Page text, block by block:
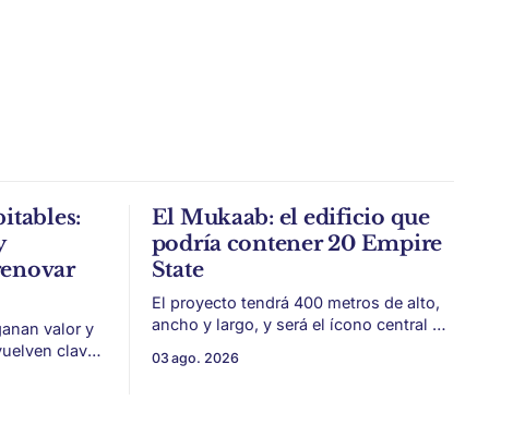
valor y
clave
El Mukaab: el edificio que
podría contener 20 Empire
State
El proyecto tendrá 400 metros de alto,
ancho y largo, y será el ícono central de
vinculada al plan Visión 2030. Arabia
03 ago. 2026